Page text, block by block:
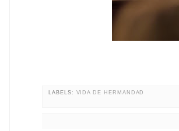
LABELS: VIDA DE HERMANDAD